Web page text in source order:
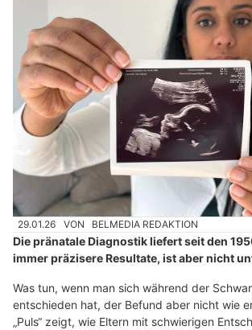
29.01.26 VON BELMEDIA REDAKTION
Die pränatale Diagnostik liefert seit den
immer präzisere Resultate, ist aber nicht
Was tun, wenn man sich während der
entschieden hat, der Befund aber nicht wie
„Puls“ zeigt, wie Eltern mit schwierigen